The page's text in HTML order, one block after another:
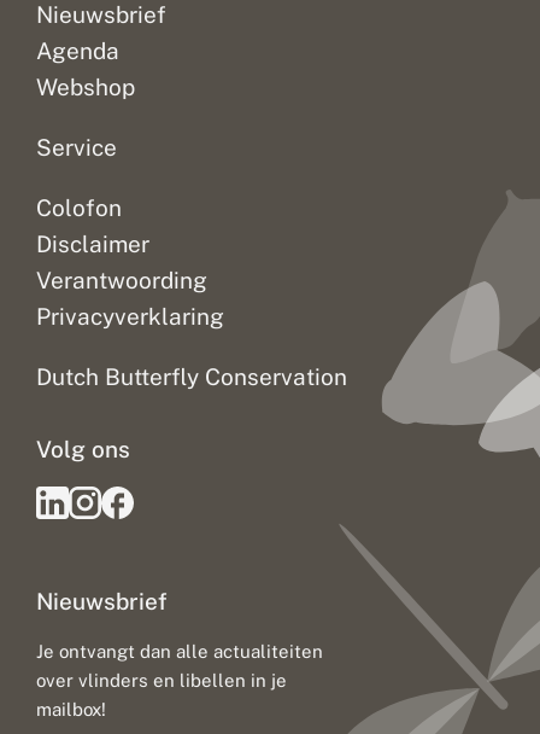
Nieuwsbrief
Agenda
Webshop
Service
Colofon
Disclaimer
Verantwoording
Privacyverklaring
Dutch Butterfly Conservation
Nieuwsbrief
Je ontvangt dan alle actualiteiten
over vlinders en libellen in je
mailbox!
Volg ons